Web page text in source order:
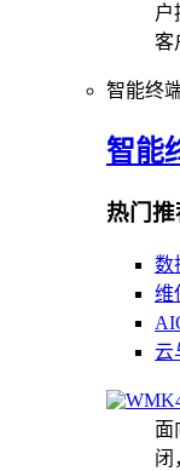
户
客
智能终
智能
热门推
数
维
云
面
闭